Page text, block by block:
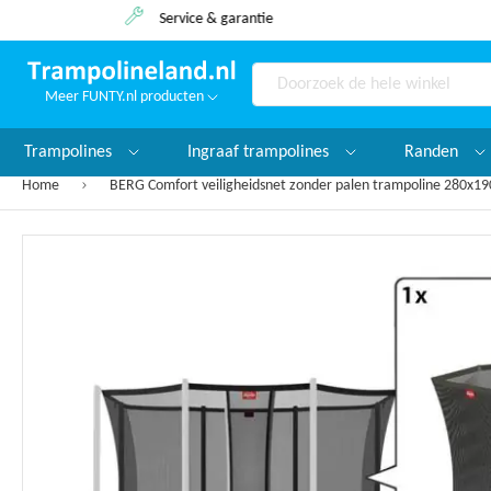
Home BERG Comfort veiligheidsnet zonder palen trampoline
afbeeldingen-
Service & garantie
Meer FUNTY.nl producten
Search
Trampolines Ingraaf trampolines Randen